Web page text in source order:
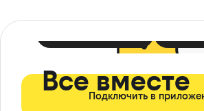
Все вместе
Подключить в